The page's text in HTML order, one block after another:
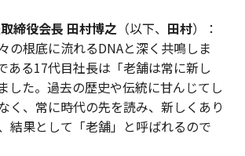
締役会長 田村博之 （以下、 田村）：
の根底に流れるDNAと深く共鳴しま
ある17代目社長は「老舗は常に新し
した。過去の歴史や伝統に甘んじてし
く、常に時代の先を読み、新しくあり
結果として「老舗」と呼ばれるので